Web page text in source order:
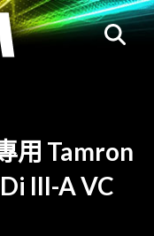
用 Tamron
III-A VC